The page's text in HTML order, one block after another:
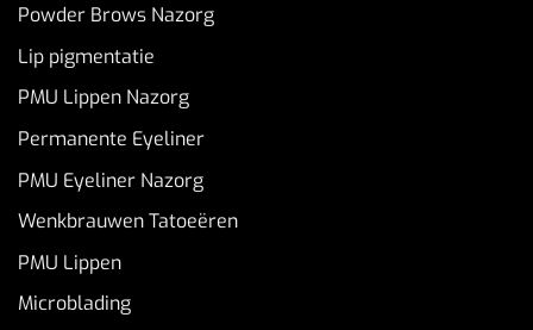
Powder Brows Nazorg
Lip pigmentatie
PMU Lippen Nazorg
Permanente Eyeliner
PMU Eyeliner Nazorg
Wenkbrauwen Tatoeëren
PMU Lippen
Microblading